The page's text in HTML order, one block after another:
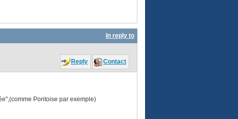
In reply to
Reply Contact
Pontoise par exemple)